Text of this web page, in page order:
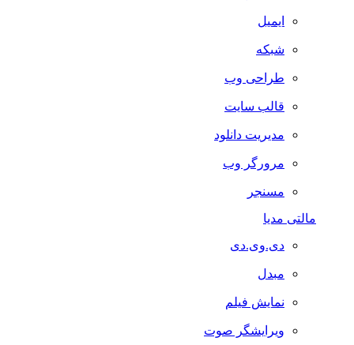
ایمیل
شبکه
طراحی وب
قالب سایت
مدیریت دانلود
مرورگر وب
مسنجر
مالتی مدیا
دی.وی.دی
مبدل
نمایش فیلم
ویرایشگر صوت